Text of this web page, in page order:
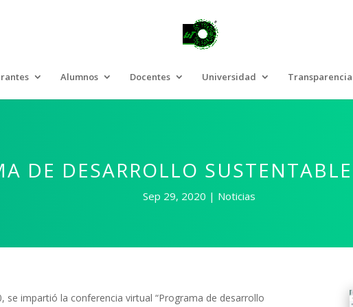
Alumnos Docentes Universidad Transparencia
DE DESARROLLO
Sep 29, 2020 Noticias
se impartió la conferencia virtual “Programa de desarrollo